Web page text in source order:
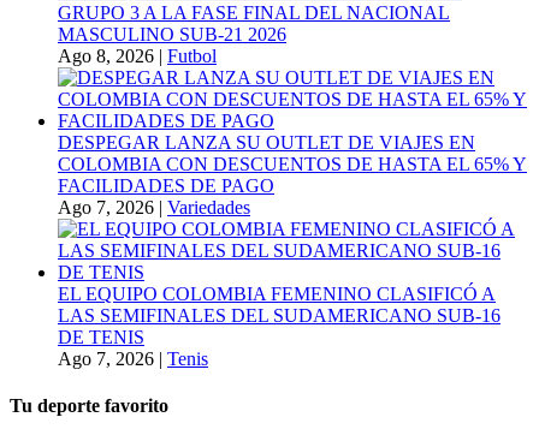
GRUPO 3 A LA FASE FINAL DEL NACIONAL
MASCULINO SUB-21 2026
Ago 8, 2026 | Futbol
DESPEGAR LANZA SU OUTLET DE VIAJES EN
COLOMBIA CON DESCUENTOS DE HASTA EL 65% Y
FACILIDADES DE PAGO
Ago 7, 2026 | Variedades
EL EQUIPO COLOMBIA FEMENINO CLASIFICÓ A
LAS SEMIFINALES DEL SUDAMERICANO SUB-16
DE TENIS
Ago 7, 2026 | Tenis
Tu deporte favorito